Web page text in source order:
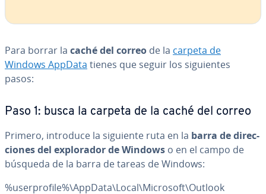
Para borrar la caché del correo de la carpeta de
Windows AppData tienes que seguir los si­guie­n­tes
pasos:
Paso 1: busca la carpeta de la caché del correo
Primero, introduce la siguiente ruta en la barra de di­re­c­
cio­nes del ex­plo­ra­dor de Windows o en el campo de
búsqueda de la barra de tareas de Windows:
%use­r­pro­fi­le%\AppData\Local\Microsoft\Outlook